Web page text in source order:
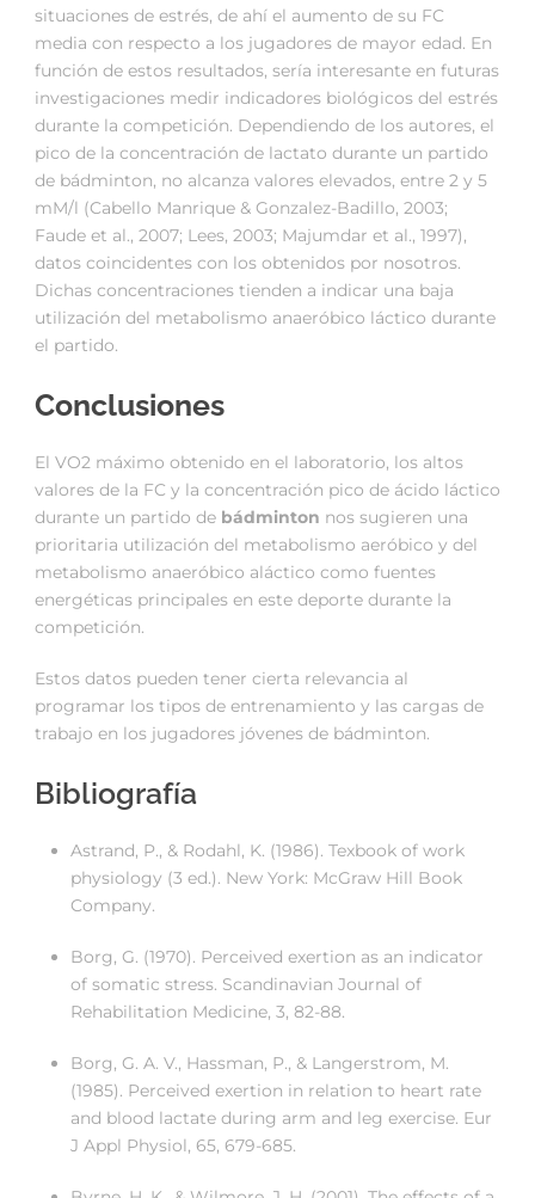
situaciones de estrés, de ahí el aumento de su FC
media con respecto a los jugadores de mayor edad. En
función de estos resultados, sería interesante en futuras
investigaciones medir indicadores biológicos del estrés
durante la competición. Dependiendo de los autores, el
pico de la concentración de lactato durante un partido
de bádminton, no alcanza valores elevados, entre 2 y 5
mM/l (Cabello Manrique & Gonzalez-Badillo, 2003;
Faude et al., 2007; Lees, 2003; Majumdar et al., 1997),
datos coincidentes con los obtenidos por nosotros.
Dichas concentraciones tienden a indicar una baja
utilización del metabolismo anaeróbico láctico durante
el partido.
Conclusiones
El VO2 máximo obtenido en el laboratorio, los altos
valores de la FC y la concentración pico de ácido láctico
durante un partido de bádminton nos sugieren una
prioritaria utilización del metabolismo aeróbico y del
metabolismo anaeróbico aláctico como fuentes
energéticas principales en este deporte durante la
competición.
Estos datos pueden tener cierta relevancia al
programar los tipos de entrenamiento y las cargas de
trabajo en los jugadores jóvenes de bádminton.
Bibliografía
Astrand, P., & Rodahl, K. (1986). Texbook of work
physiology (3 ed.). New York: McGraw Hill Book
Company.
Borg, G. (1970). Perceived exertion as an indicator
of somatic stress. Scandinavian Journal of
Rehabilitation Medicine, 3, 82-88.
Borg, G. A. V., Hassman, P., & Langerstrom, M.
(1985). Perceived exertion in relation to heart rate
and blood lactate during arm and leg exercise. Eur
J Appl Physiol, 65, 679-685.